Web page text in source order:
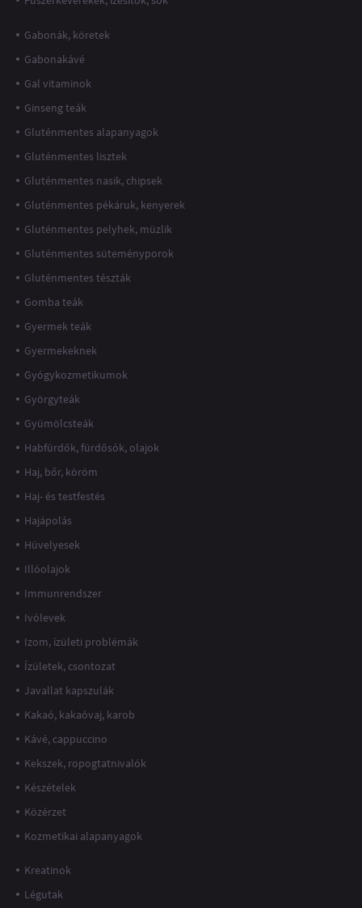
Gabonák, köretek
Gabonakávé
Gal vitaminok
Ginseng teák
Gluténmentes alapanyagok
Gluténmentes lisztek
Gluténmentes nasik, chipsek
Gluténmentes pékáruk, kenyerek
Gluténmentes pelyhek, müzlik
Gluténmentes süteményporok
Gluténmentes tészták
Gomba teák
Gyermek teák
Gyermekeknek
Gyógykozmetikumok
Györgyteák
Gyümölcsteák
Habfürdők, fürdősók, olajok
Haj, bőr, köröm
Haj- és testfestés
Hajápolás
Hüvelyesek
Illóolajok
Immunrendszer
Ivólevek
Izom, ízületi problémák
Ízületek, csontozat
Javallat kapszulák
Kakaó, kakaóvaj, karob
Kávé, cappuccino
Kekszek, ropogtatnivalók
Készételek
Közérzet
Kozmetikai alapanyagok
Kreatinok
Légutak